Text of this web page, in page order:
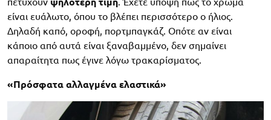
είναι ευάλωτο, όπου το βλέπει περισσότερο ο ήλιος.
Δηλαδή καπό, οροφή, πορτμπαγκάζ. Οπότε αν είναι
κάποιο από αυτά είναι ξαναβαμμένο, δεν σημαίνει
απαραίτητα πως έγινε λόγω τρακαρίσματος.
«Πρόσφατα αλλαγμένα ελαστικά»